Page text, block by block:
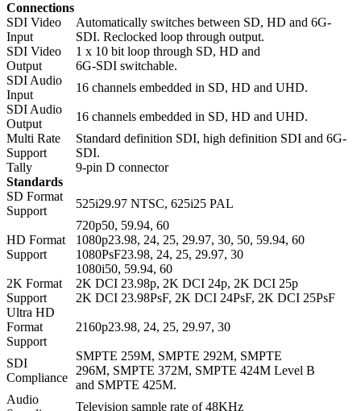
Connections
SDI Video
Input
Automatically switches between SD, HD and 6G-
SDI. Reclocked loop through output.
SDI Video
Output
1 x 10 bit loop through SD, HD and
6G-SDI switchable.
SDI Audio
Input
16 channels embedded in SD, HD and UHD.
SDI Audio
Output
16 channels embedded in SD, HD and UHD.
Multi Rate
Support
Standard definition SDI, high definition SDI and 6G-
SDI.
Tally
9-pin D connector
Standards
SD Format
Support
525i29.97 NTSC, 625i25 PAL
HD Format
Support
720p50, 59.94, 60
1080p23.98, 24, 25, 29.97, 30, 50, 59.94, 60
1080PsF23.98, 24, 25, 29.97, 30
1080i50, 59.94, 60
2K Format
Support
2K DCI 23.98p, 2K DCI 24p, 2K DCI 25p
2K DCI 23.98PsF, 2K DCI 24PsF, 2K DCI 25PsF
Ultra HD
Format
Support
2160p23.98, 24, 25, 29.97, 30
SDI
Compliance
SMPTE 259M, SMPTE 292M, SMPTE
296M, SMPTE 372M, SMPTE 424M Level B
and SMPTE 425M.
Audio
Television sample rate of 48KHz